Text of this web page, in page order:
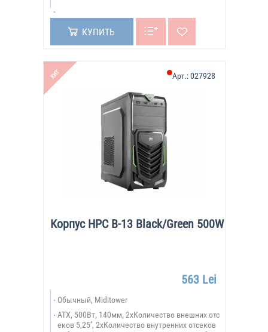
КУПИТЬ
ХИТ
Корпус HPC B-13 Black/Green 500W
Арт.:027928
563 Lei
Обычный, Miditower
ATX, 500Вт, 140мм, 2xКоличество внешних отс
еков 5,25'', 2xКоличество внутренних отсеков